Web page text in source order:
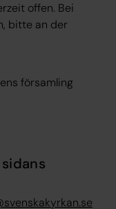
offen. Bei
bitte an der
församling